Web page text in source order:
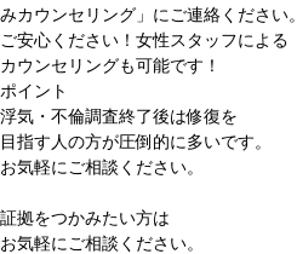
みカウンセリング」にご連絡ください。
ご安心ください！女性スタッフによる
カウンセリングも可能です！
ポイント
浮気・不倫調査終了後は修復を
目指す人の方が圧倒的に多いです。
お気軽にご相談ください。
証拠をつかみたい方は
お気軽にご相談ください。